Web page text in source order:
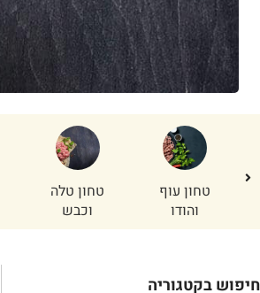
טחון עוף
והודו
טחון טלה
וכבש
חיפוש בקטגוריה